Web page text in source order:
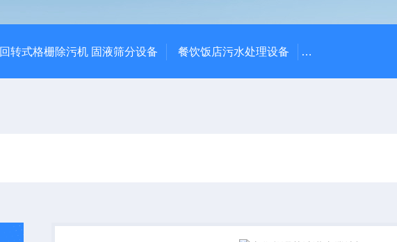
回转式格栅除污机 固液筛分设备 餐饮饭店污水处理设备 高密度沉淀池中